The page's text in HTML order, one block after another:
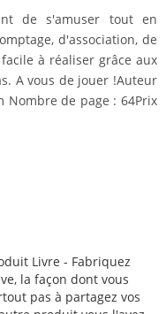
de s'amuser tout en
d'association, de
à réaliser grâce aux
A vous de jouer !Auteur
Nombre de page : 64Prix
Livre - Fabriquez
la façon dont vous
pas à partagez vos